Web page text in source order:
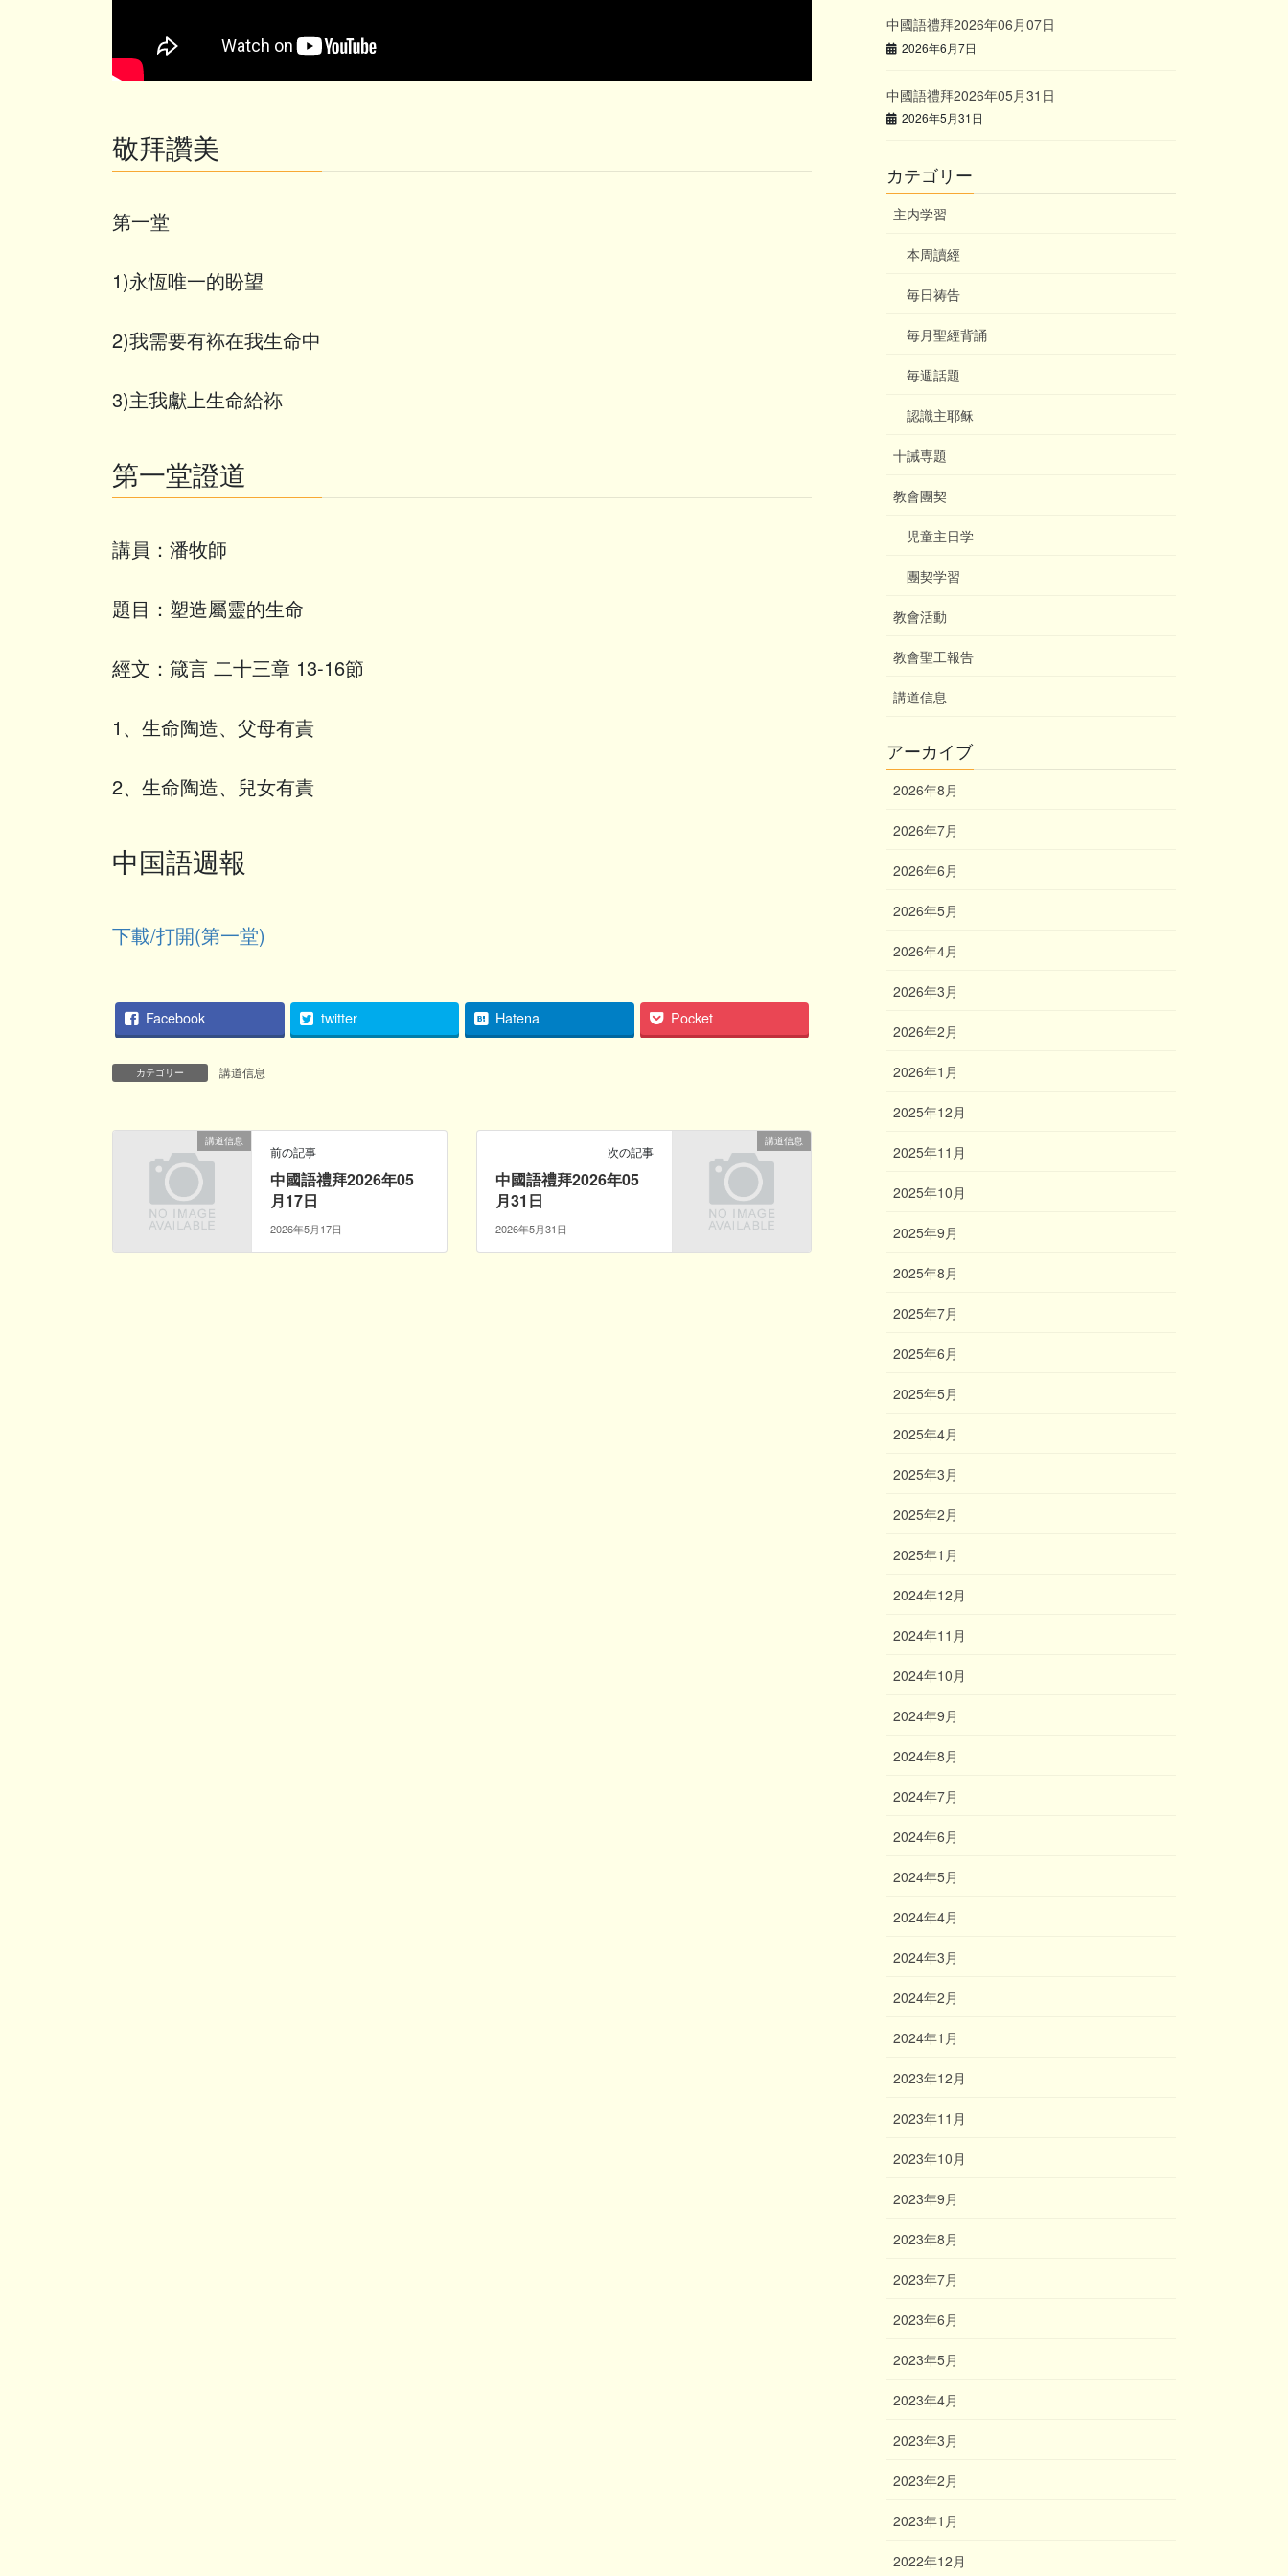
敬拜讚美
第一堂
1)永恆唯一的盼望
2)我需要有袮在我生命中
3)主我獻上生命給袮
第一堂證道
講員：潘牧師
題目：塑造屬靈的生命
經文：箴言 二十三章 13-16節
1、生命陶造、父母有責
2、生命陶造、兒女有責
中国語週報
下載/打開(第一堂)
Facebook twitter Hatena Pocket
カテゴリー 講道信息
講道信息
前の記事
中國語禮拜2026年05
月17日
2026年5月17日
講道信息
次の記事
中國語禮拜2026年05
月31日
2026年5月31日
中國語禮拜2026年06月07日
2026年6月7日
中國語禮拜2026年05月31日
2026年5月31日
カテゴリー
主内学習
本周讀經
毎日祷告
毎月聖經背誦
毎週話題
認識主耶稣
十誡専題
教會團契
児童主日学
團契学習
教會活動
教會聖工報告
講道信息
アーカイブ
2026年8月
2026年7月
2026年6月
2026年5月
2026年4月
2026年3月
2026年2月
2026年1月
2025年12月
2025年11月
2025年10月
2025年9月
2025年8月
2025年7月
2025年6月
2025年5月
2025年4月
2025年3月
2025年2月
2025年1月
2024年12月
2024年11月
2024年10月
2024年9月
2024年8月
2024年7月
2024年6月
2024年5月
2024年4月
2024年3月
2024年2月
2024年1月
2023年12月
2023年11月
2023年10月
2023年9月
2023年8月
2023年7月
2023年6月
2023年5月
2023年4月
2023年3月
2023年2月
2023年1月
2022年12月